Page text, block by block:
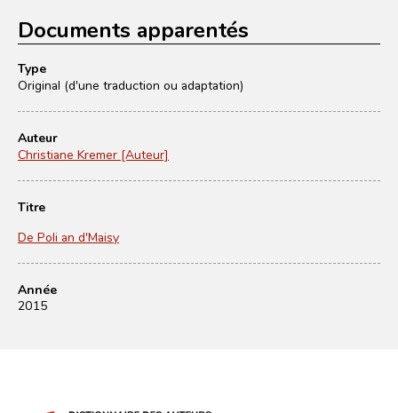
Documents apparentés
Type
Original (d'une traduction ou adaptation)
Auteur
Christiane Kremer [Auteur]
Titre
De Poli an d'Maisy
Année
2015